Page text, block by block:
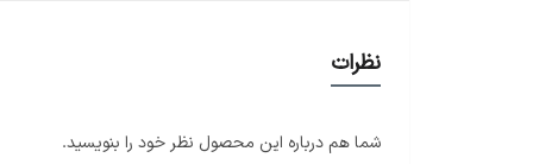
نظرات
شما هم درباره این محصول نظر خود را بنویسید.